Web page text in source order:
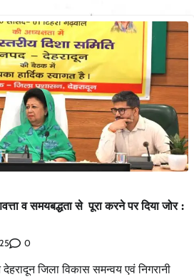
व समयबद्धता से पूरा करने पर दिया जोर :
0
देहरादून जिला विकास समन्वय एवं निगरानी